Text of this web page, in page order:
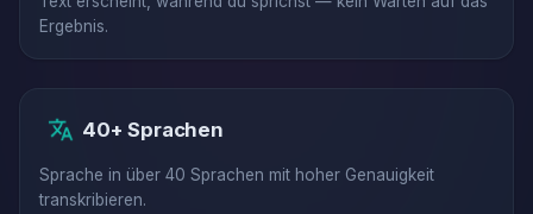
Ergebnis.
40+ Sprachen
Sprache in über 40 Sprachen mit hoher Genauigkeit
transkribieren.